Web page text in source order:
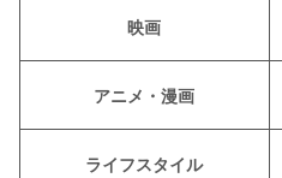
映画
アニメ・漫画
ライフスタイル